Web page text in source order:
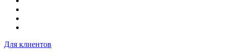
Для клиентов